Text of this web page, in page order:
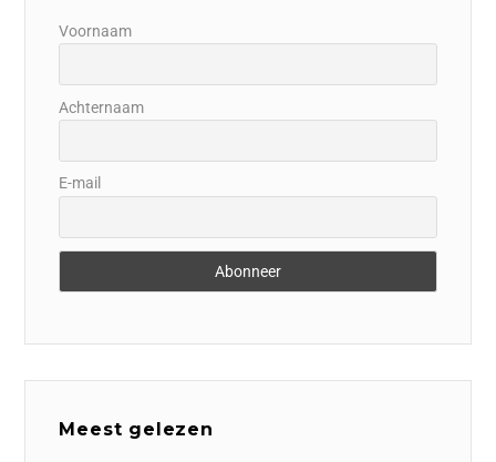
Voornaam
Achternaam
E-mail
Meest gelezen